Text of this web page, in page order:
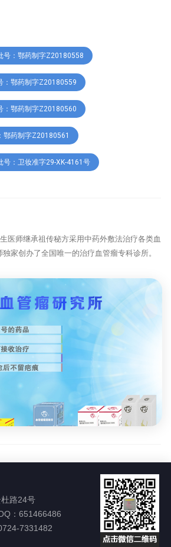
号：鄂药制字Z20180558
：鄂药制字Z20180559
：鄂药制字Z20180560
鄂药制字Z20180561
号：卫妆准字29-XK-4161号
医师继承祖传秘方采用中药外敷法治疗各类血
家创办了全国唯一的治疗血管瘤专科诊所。
路24号
：651466486
7331482